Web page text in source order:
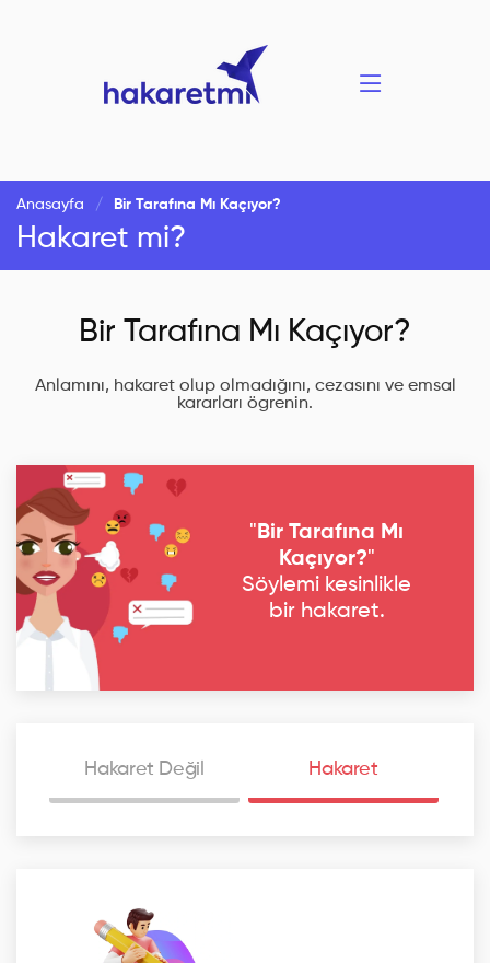
Anasayfa Bir Tarafına Mı Kaçıyor?
Hakaret mi?
Bir Tarafına Mı Kaçıyor?
Anlamını, hakaret olup olmadığını, cezasını ve emsal
kararları ögrenin.
"Bir Tarafına Mı
Kaçıyor?"
Söylemi kesinlikle
bir hakaret.
Hakaret Değil Hakaret